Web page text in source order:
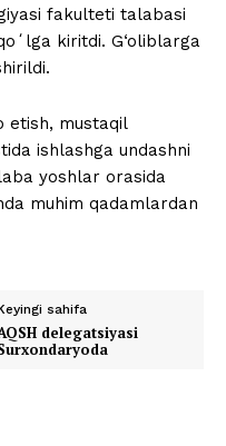
fakulteti talabasi
kiritdi. G‘oliblarga
etish, mustaqil
ishlashga undashni
yoshlar orasida
muhim qadamlardan
sahifa
delegatsiyasi